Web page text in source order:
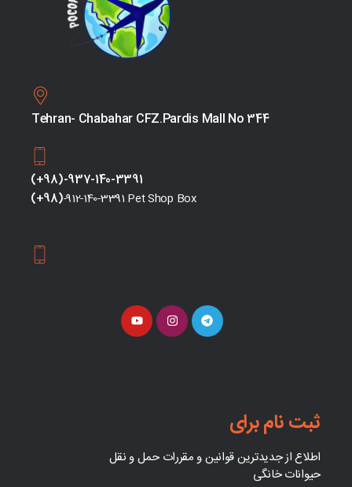
Tehran- Chabahar CFZ.Pardis Mall No 344
(+98)-937-140-3391
(+98)-912-140-3391 Pet Shop Box
ثبت نام برای
اطلاع از جدیدترین قوانین و مقررات حمل و نقل
حیوانات خانگی